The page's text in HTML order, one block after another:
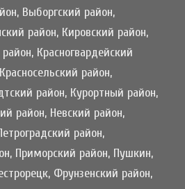
Выборгский район,
район, Кировский район,
Красногвардейский
район,
район, Курортный район,
район, Невский район,
район,
Приморский район, Пушкин,
Фрунзенский район,